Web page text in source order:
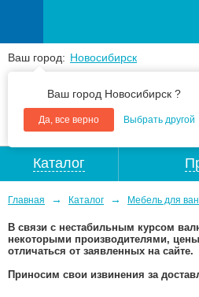
Ваш город: Новосибирск
Ваш город Новосибирск ?
Да, все верно Выбрать другой
+7(383) 213 79 30
Каталог
Главная → Каталог → Мебель для
В связи с нестабильным курсом
некоторыми производителями,
отличаться от заявленных на сайте.
Приносим свои извинения за